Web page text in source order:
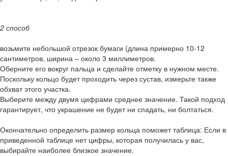
2 способ
возьмите небольшой отрезок бумаги (длина примерно 10-12
сантиметров, ширина – около 3 миллиметров.
Оберните его вокруг пальца и сделайте отметку в нужном месте.
Поскольку кольцо будет проходить через сустав, измерьте также
обхват этого участка.
Выберите между двумя цифрами среднее значение. Такой подход
гарантирует, что украшение не будет ни спадать, ни болтаться.
Окончательно определить размер кольца поможет таблица: Если в
приведенной таблице нет цифры, которая получилась у вас,
выбирайте наиболее близкое значение.